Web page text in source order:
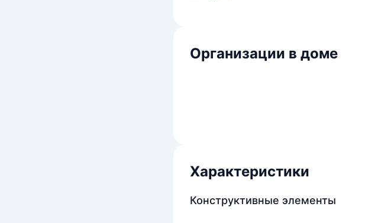
Организации в доме
Характеристики
Конструктивные элементы